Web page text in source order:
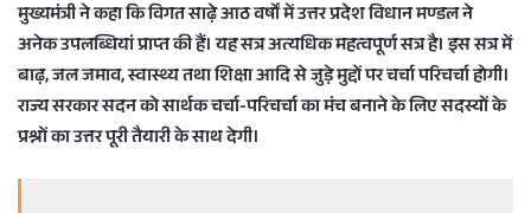
मुख्यमंत्री ने कहा कि विगत साढ़े आठ वर्षों में उत्तर प्रदेश विधान मण्डल ने
अनेक उपलब्धियां प्राप्त की हैं। यह सत्र अत्यधिक महत्वपूर्ण सत्र है। इस सत्र में
बाढ़, जल जमाव, स्वास्थ्य तथा शिक्षा आदि से जुड़े मुद्दों पर चर्चा परिचर्चा होगी।
राज्य सरकार सदन को सार्थक चर्चा-परिचर्चा का मंच बनाने के लिए सदस्यों के
प्रश्नों का उत्तर पूरी तैयारी के साथ देगी।